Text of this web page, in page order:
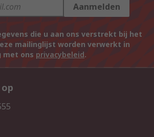
Aanmelden
die u aan ons verstrekt bij het
mailinglijst worden verwerkt in
met ons privacybeleid.